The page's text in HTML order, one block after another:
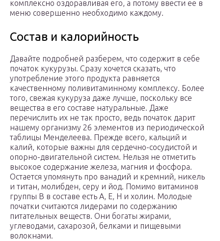
комплексно оздоравливая его, а потому ввести ее в
меню совершенно необходимо каждому.
Состав и калорийность
Давайте подробней разберем, что содержит в себе
початок кукурузы. Сразу хочется сказать, что
употребление этого продукта равняется
качественному поливитаминному комплексу. Более
того, свежая кукуруза даже лучше, поскольку все
вещества в его составе натуральные. Даже
перечислить их не так просто, ведь початок дарит
нашему организму 26 элементов из периодической
таблицы Менделеева. Прежде всего, кальций и
калий, которые важны для сердечно-сосудистой и
опорно-двигательной систем. Нельзя не отметить
высокое содержание железа, магния и фосфора.
Остается упомянуть про ванадий и кремний, никель
и титан, молибден, серу и йод. Помимо витаминов
группы B в составе есть A, E, H и холин. Молодые
початки считаются лидерами по содержанию
питательных веществ. Они богаты жирами,
углеводами, сахарозой, белками и пищевыми
волокнами.